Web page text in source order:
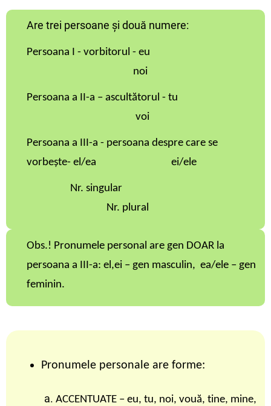
Are trei persoane și două numere:
Persoana I - vorbitorul - eu
noi
Persoana a II-a – ascultătorul - tu
voi
Persoana a III-a - persoana despre care se
vorbește- el/ea ei/ele
Nr. singular
Nr. plural
Obs.! Pronumele personal are gen DOAR la
persoana a III-a: el,ei – gen masculin, ea/ele – gen
feminin.
Pronumele personale are forme:
ACCENTUATE – eu, tu, noi, vouă, tine, mine,